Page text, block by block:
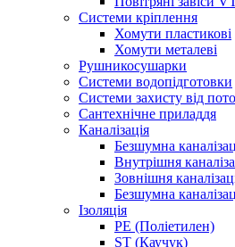
Системи кріплення
Хомути пластикові
Хомути металеві
Рушникосушарки
Системи водопідготовки
Системи захисту від
Сантехнічне приладдя
Каналізація
Безшумна
Внутрішня
Зовнішня
Безшумна
Ізоляція
PE (Поліетилен)
ST (Каучук)